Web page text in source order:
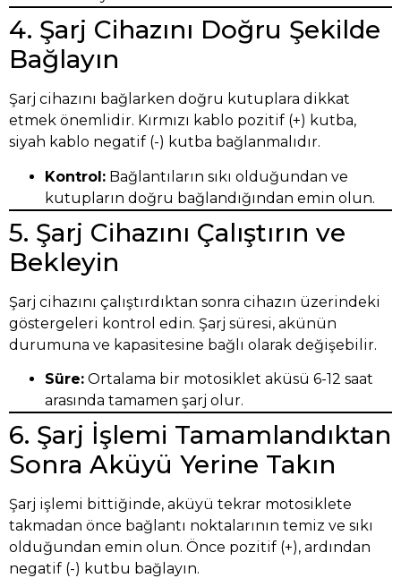
4. Şarj Cihazını Doğru Şekilde
Bağlayın
Şarj cihazını bağlarken doğru kutuplara dikkat
etmek önemlidir. Kırmızı kablo pozitif (+) kutba,
siyah kablo negatif (-) kutba bağlanmalıdır.
Kontrol: Bağlantıların sıkı olduğundan ve
kutupların doğru bağlandığından emin olun.
5. Şarj Cihazını Çalıştırın ve
Bekleyin
Şarj cihazını çalıştırdıktan sonra cihazın üzerindeki
göstergeleri kontrol edin. Şarj süresi, akünün
durumuna ve kapasitesine bağlı olarak değişebilir.
Süre: Ortalama bir motosiklet aküsü 6-12 saat
arasında tamamen şarj olur.
6. Şarj İşlemi Tamamlandıktan
Sonra Aküyü Yerine Takın
Şarj işlemi bittiğinde, aküyü tekrar motosiklete
takmadan önce bağlantı noktalarının temiz ve sıkı
olduğundan emin olun. Önce pozitif (+), ardından
negatif (-) kutbu bağlayın.